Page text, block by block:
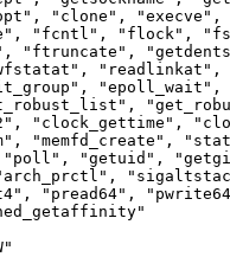
, "clone" , "execve" ,
, "fcntl" , "flock" ,
, "ftruncate" ,
, "readlinkat" ,
, "epoll_wait" ,
,
, "clock_gettime" ,
, "memfd_create" ,
"poll" , "getuid" ,
,
, "pread64" ,